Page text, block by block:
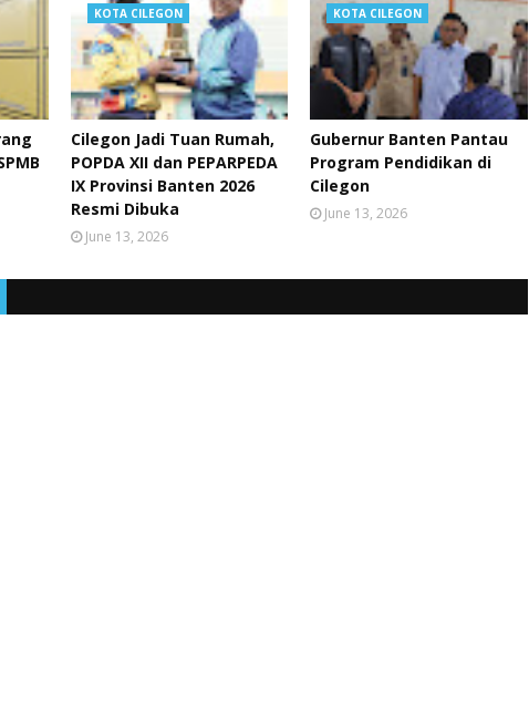
KOTA CILEGON
Cilegon Jadi Tuan Rumah,
POPDA XII dan PEPARPEDA
IX Provinsi Banten 2026
Resmi Dibuka
June 13, 2026
KOTA CILEGON
Gubernur Banten Pantau
Program Pendidikan di
Cilegon
June 13, 2026